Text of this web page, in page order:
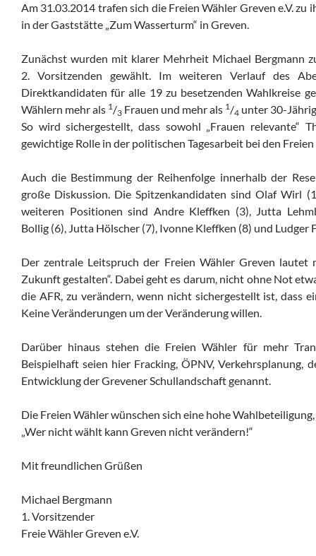
Am 31.03.2014 trafen sich die Freien Wähler Greven e.V.
in der Gaststätte „Zum Wasserturm“ in Greven.
Zunächst wurden mit klarer Mehrheit Michael Bergmann
2. Vorsitzenden gewählt. Im weiteren Verlauf des
Direktkandidaten für alle 19 zu besetzenden Wahlkreise
Wählern mehr als 1/3 Frauen und mehr als 1/4 unter 30-
So wird sichergestellt, dass sowohl „Frauen relevante“
gewichtige Rolle in der politischen Tagesarbeit bei den
Auch die Bestimmung der Reihenfolge innerhalb der
große Diskussion. Die Spitzenkandidaten sind Olaf Wirl
weiteren Positionen sind Andre Kleffken (3), Jutta
Bollig (6), Jutta Hölscher (7), Ivonne Kleffken (8) und Ludger
Der zentrale Leitspruch der Freien Wähler Greven
Zukunft gestalten“. Dabei geht es darum, nicht ohne Not
die AFR, zu verändern, wenn nicht sichergestellt ist, dass
Keine Veränderungen um der Veränderung willen.
Darüber hinaus stehen die Freien Wähler für mehr
Beispielhaft seien hier Fracking, ÖPNV, Verkehrsplanung,
Entwicklung der Grevener Schullandschaft genannt.
Die Freien Wähler wünschen sich eine hohe
„Wer nicht wählt kann Greven nicht verändern!“
Mit freundlichen Grüßen
Michael Bergmann
1. Vorsitzender
Freie Wähler Greven e.V.